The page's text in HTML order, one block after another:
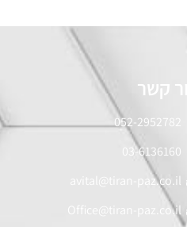
צור קשר
052-2952782
03-6136160
avital@tiran-paz.co.il
Office@tiran-paz.co.il